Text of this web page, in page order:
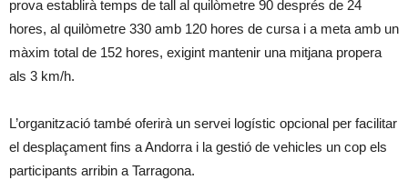
prova establirà temps de tall al quilòmetre 90 després de 24
hores, al quilòmetre 330 amb 120 hores de cursa i a meta amb un
màxim total de 152 hores, exigint mantenir una mitjana propera
als 3 km/h.
L’organització també oferirà un servei logístic opcional per facilitar
el desplaçament fins a Andorra i la gestió de vehicles un cop els
participants arribin a Tarragona.